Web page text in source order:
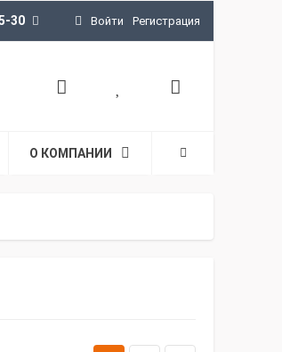
30 Войти Регистрация
О КОМПАНИИ